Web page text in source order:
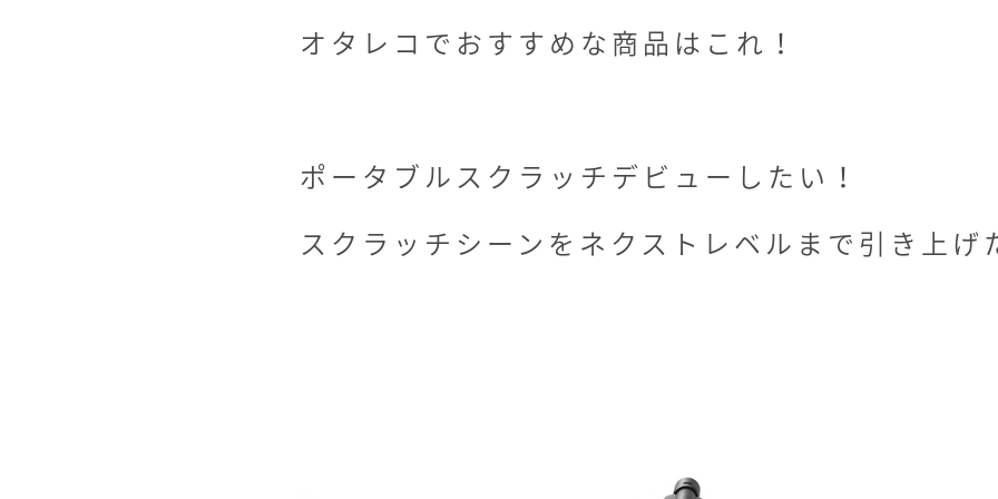
オタレコでおすすめな商品はこれ！
ポータブルスクラッチデビューしたい！
スクラッチシーンをネクストレベルまで引き上げ